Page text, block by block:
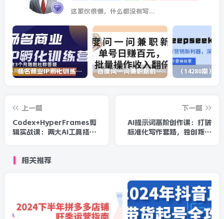
这家伙很懒，什么都没有写...
杨名商业IP孵化训练营，从商业到内容到转化一站式学 价值5980元 百度问一问兼职新机遇，单号日赚百元，批量操作收入翻倍
上一篇
Codex+HyperFrames剪
辑实战课：两大AI工具搭配
下一篇
AI提示词高阶创作课：打破
标准化写作套路，独创叛逆
相关推荐